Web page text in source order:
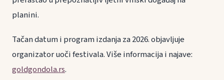
planini.
Tačan datum i program izdanja za 2026. objavljuje
organizator uoči festivala. Više informacija i najave:
goldgondola.rs.